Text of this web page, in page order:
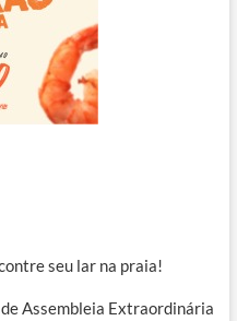
seu lar na praia!
Assembleia Extraordinária